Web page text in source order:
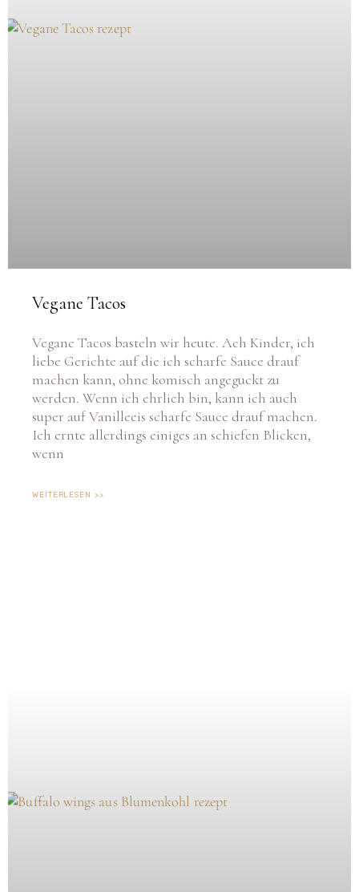
Vegane Tacos
Vegane Tacos basteln wir heute. Ach Kinder, ich
liebe Gerichte auf die ich scharfe Sauce drauf
machen kann, ohne komisch angeguckt zu
werden. Wenn ich ehrlich bin, kann ich auch
super auf Vanilleeis scharfe Sauce drauf machen.
Ich ernte allerdings einiges an schiefen Blicken,
wenn
WEITERLESEN >>